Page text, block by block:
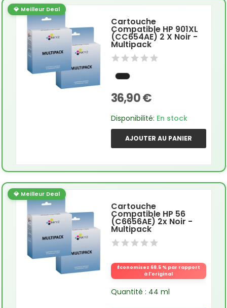
💎 Meilleur Deal
Cartouche
Compatible HP 901XL
(CC654AE) 2 X Noir -
Multipack
36,90 €
Disponibilité: En stock
AJOUTER AU PANIER
💎 Meilleur Deal
Cartouche
Compatible HP 56
(C6656AE) 2x Noir -
Multipack
Économisez 68.5 % par rapport
à l'original
Quantité : 44 ml